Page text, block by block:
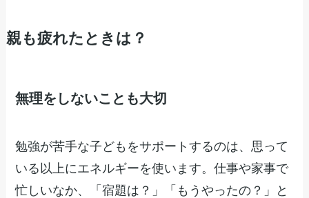
親も疲れたときは？
無理をしないことも大切
勉強が苦手な子どもをサポートするのは、思って
いる以上にエネルギーを使います。仕事や家事で
忙しいなか、「宿題は？」「もうやったの？」と